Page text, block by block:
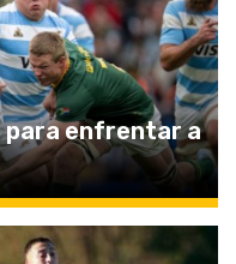
para enfrentar a